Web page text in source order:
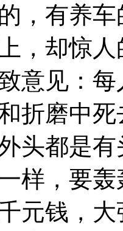
，有养
，却惊
意见：
折磨中
头都是
样，要
元钱，